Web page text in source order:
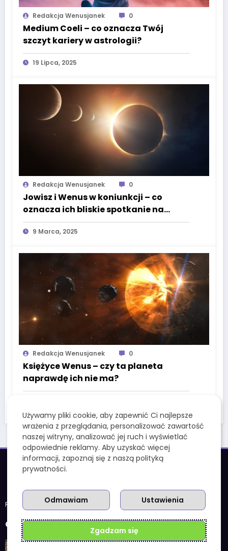
Redakcja Wenusjanek 0
Medium Coeli – co oznacza Twój
szczyt kariery w astrologii?
19 Lipca, 2025
Redakcja Wenusjanek 0
Jowisz i Wenus w koniunkcji – co
oznacza ich bliskie spotkanie na
niebie?
9 Marca, 2025
Redakcja Wenusjanek 0
Księżyce Wenus – czy ta planeta
naprawdę ich nie ma?
Polityka prywatności
OSTATNIE ARTYKUŁY
Używamy pliki cookie, aby zapewnić Ci najlepsze
wrażenia z przeglądania, personalizować zawartość
naszej witryny, analizować jej ruch i wyświetlać
odpowiednie reklamy. Aby uzyskać więcej
informacji, zapoznaj się z naszą polityką
prywatności.
Zgadzam się
Ustawienia
Odmawiam